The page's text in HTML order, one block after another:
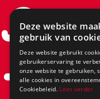
Bij Artex
van
en
schrijven.
Deze website
gebruik van
Deze website gebruikt
gebruikerservaring te
onze website te gebruiken,
alle cookies in
Cookiebeleid. Lees verder